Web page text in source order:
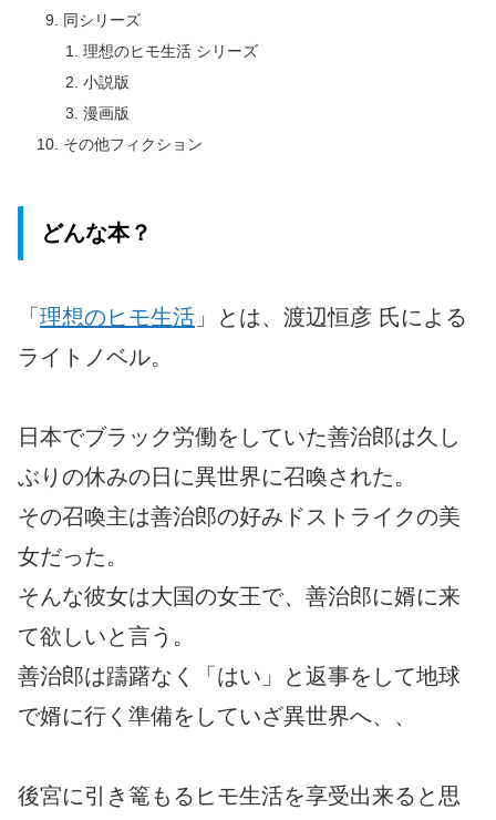
同シリーズ
理想のヒモ生活 シリーズ
小説版
漫画版
その他フィクション
どんな本？
「理想のヒモ生活 」とは、渡辺恒彦 氏による
ライトノベル。
日本でブラック労働をしていた善治郎は久し
ぶりの休みの日に異世界に召喚された。
その召喚主は善治郎の好みドストライクの美
女だった。
そんな彼女は大国の女王で、善治郎に婿に来
て欲しいと言う。
善治郎は躊躇なく「はい」と返事をして地球
で婿に行く準備をしていざ異世界へ、、
後宮に引き篭もるヒモ生活を享受出来ると思